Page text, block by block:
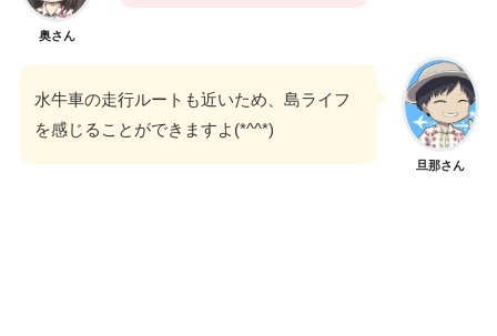
奥さん
旦那さん
水牛車の走行ルートも近いため、島ライフ
を感じることができますよ(*^^*)